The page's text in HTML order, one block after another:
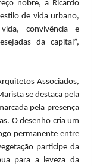
nobre, a Ricardo
de vida urbano,
convivência e
da capital”,
Associados,
se destaca pela
pela presença
O desenho cria um
permanente entre
participe da
para a leveza da